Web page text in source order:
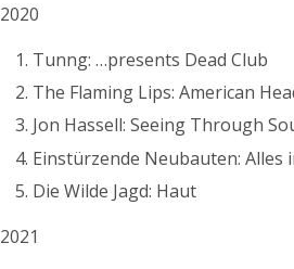
2020
Tunng: …presents Dead Club
The Flaming Lips: American
Jon Hassell: Seeing Through
Einstürzende Neubauten: Alles
Die Wilde Jagd: Haut
2021